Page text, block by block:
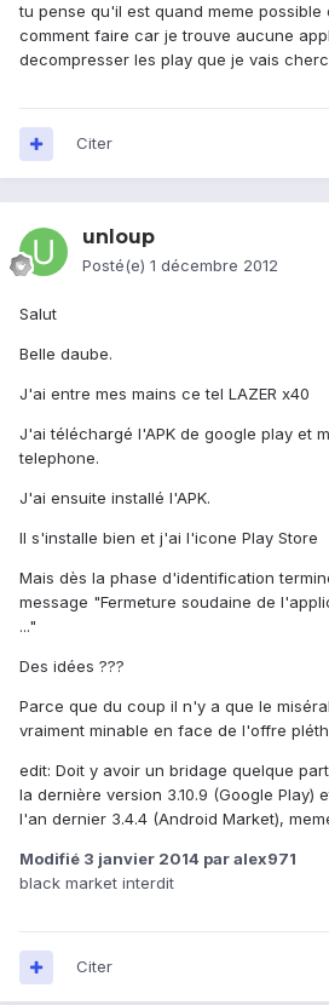
tu pense qu'il est quand meme possible
comment faire car je trouve aucune
decompresser les play que je vais
Citer
unloup
Posté(e) 1 décembre 2012
Salut
Belle daube.
J'ai entre mes mains ce tel LAZER x40
J'ai téléchargé l'APK de google play et
telephone.
J'ai ensuite installé l'APK.
Il s'installe bien et j'ai l'icone Play Store
Mais dès la phase d'identification
message "Fermeture soudaine de
..."
Des idées ???
Parce que du coup il n'y a que le
vraiment minable en face de l'offre
edit: Doit y avoir un bridage quelque
la dernière version 3.10.9 (Google Play)
l'an dernier 3.4.4 (Android Market),
Modifié 3 janvier 2014 par alex971
black market interdit
Citer